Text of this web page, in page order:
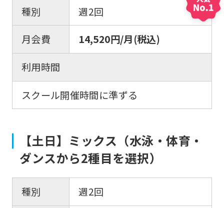
種別
週2回
月会費
14,520円/月(税込)
利用時間
スクール開催時間に準ずる
【土日】ミックス（水泳・体育・
ダンスから2種目を選択）
種別
週2回
use
an
automatic
service,
the
version
of
this